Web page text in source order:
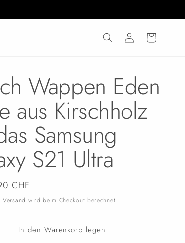
EinloggenWarenkorb
Wappen Eden
aus Kirschholz
Samsung
S21 Ultra
CHF
Versand wird beim Checkout berechnet
In den Warenkorb legen